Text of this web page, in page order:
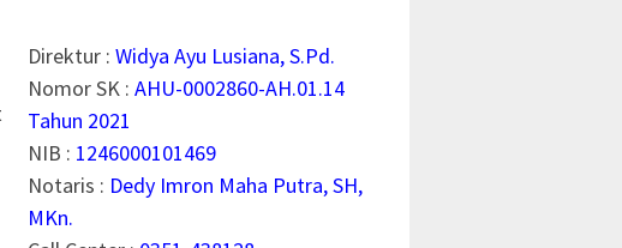
Direktur :Widya Ayu Lusiana, S.Pd.
Nomor SK :AHU-0002860-AH.01.14
Tahun 2021
NIB : 1246000101469
Notaris : Dedy Imron Maha Putra, SH,
MKn.